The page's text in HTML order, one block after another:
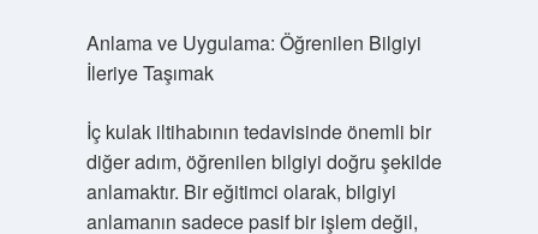
Anlama ve Uygulama: Öğrenilen Bilgiyi
İleriye Taşımak
İç kulak iltihabının tedavisinde önemli bir
diğer adım, öğrenilen bilgiyi doğru şekilde
anlamaktır. Bir eğitimci olarak, bilgiyi
anlamanın sadece pasif bir işlem değil,